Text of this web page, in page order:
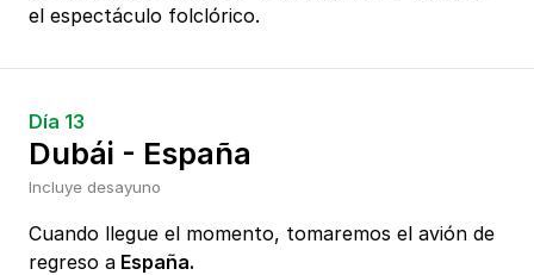
el espectáculo folclórico.
Día 13
Dubái - España
Incluye desayuno
Cuando llegue el momento, tomaremos el avión de
regreso a España.